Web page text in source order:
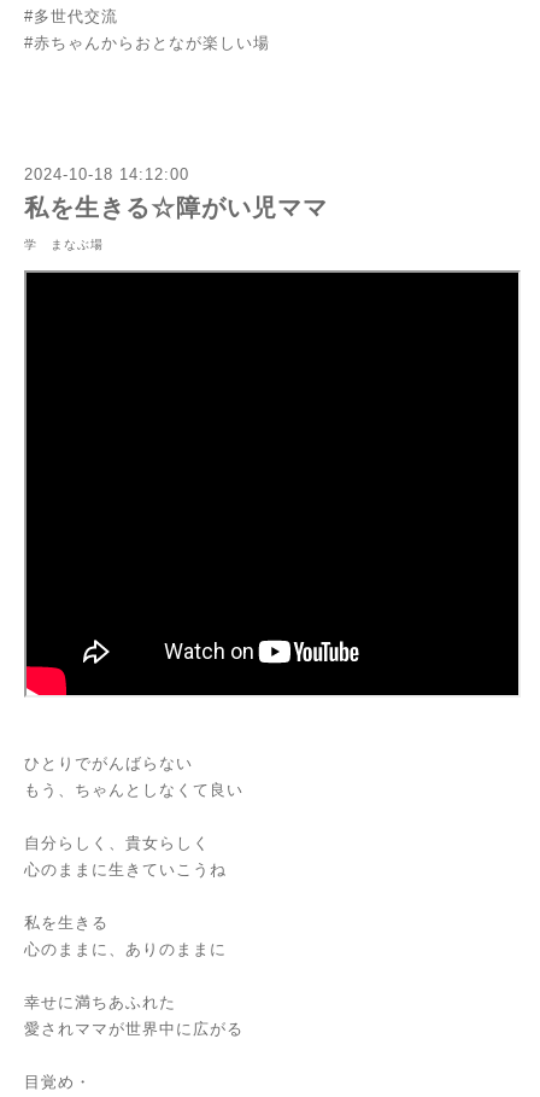
#多世代交流
#赤ちゃんからおとなが楽しい場
2024-10-18 14:12:00
私を生きる☆障がい児ママ
学 まなぶ場
ひとりでがんばらない
もう、ちゃんとしなくて良い
自分らしく、貴女らしく
心のままに生きていこうね
私を生きる
心のままに、ありのままに
幸せに満ちあふれた
愛されママが世界中に広がる
目覚め・